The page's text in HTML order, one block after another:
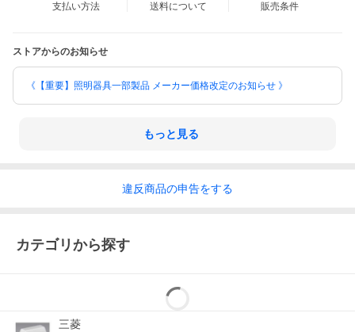
支払い方法 送料について 販売条件
ストアからのお知らせ
《【重要】照明器具一部製品 メーカー価格改定のお知らせ 》
もっと見る
違反商品の申告をする
カテゴリから探す
三菱